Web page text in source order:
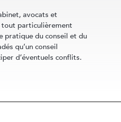
avocats et
particulièrement
pratique du conseil et du
qu’un conseil
d’éventuels conflits.